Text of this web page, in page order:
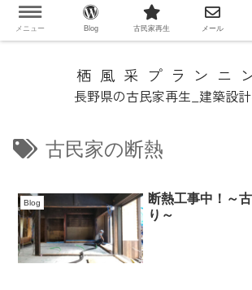
栖風采プランニ
長野県の古民家再生_建築設
古民家の断熱
Blog
断熱工事中！～
り～
メニュー Blog 古民家再生 メール